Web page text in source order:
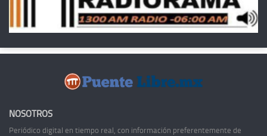
NOSOTROS
Periódico digital en tiempo real, con información preferentemente de